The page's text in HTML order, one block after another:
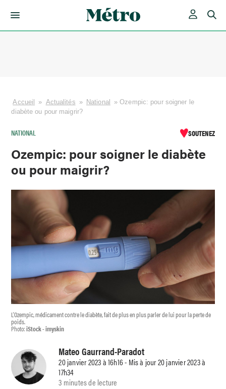
Accueil » Actualités » National »Ozempic: pour soigner le
diabète ou pour maigrir?
NATIONAL SOUTENEZ
Ozempic: pour soigner le diabète
ou pour maigrir?
L'Ozempic, médicament contre le diabète, fait de plus en plus parler de lui pour la perte de
poids.
Photo:iStock - imyskin
Mateo Gaurrand-Paradot
20 janvier 2023 à 16h16 - Mis à jour 20 janvier 2023 à
17h34
3 minutes de lecture